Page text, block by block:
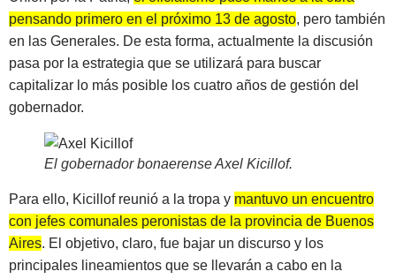
pensando primero en el próximo 13 de agosto, pero también
en las Generales. De esta forma, actualmente la discusión
pasa por la estrategia que se utilizará para buscar
capitalizar lo más posible los cuatro años de gestión del
gobernador.
El gobernador bonaerense Axel Kicillof.
Para ello, Kicillof reunió a la tropa y mantuvo un encuentro
con jefes comunales peronistas de la provincia de Buenos
Aires. El objetivo, claro, fue bajar un discurso y los
principales lineamientos que se llevarán a cabo en la